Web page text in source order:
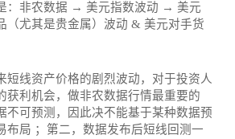
：非农数据 → 美元指数波动 → 美元
（尤其是贵金属）波动 & 美元对手货
短线资产价格的剧烈波动，对于投资人
获利机会，做非农数据行情最重要的
不可预测，因此决不能基于某种数据预
布局 ；第二，数据发布后短线回测一